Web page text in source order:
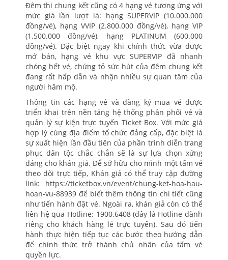
Đêm thi chung kết cũng có 4 hạng vé tương ứng với
mức giá lần lượt là: hạng SUPERVIP (10.000.000
đồng/vé), hạng VVIP (2.800.000 đồng/vé), hạng VIP
(1.500.000 đồng/vé), hạng PLATINUM (600.000
đồng/vé). Đặc biệt ngay khi chính thức vừa được
mở bán, hạng vé khu vực SUPERVIP đã nhanh
chóng hết vé, chứng tỏ sức hút của đêm chung kết
đang rất hấp dẫn và nhận nhiều sự quan tâm của
người hâm mộ.
Thông tin các hạng vé và đăng ký mua vé được
triển khai trên nền tảng hệ thống phân phối vé và
quản lý sự kiện trực tuyến Ticket Box. Với mức giá
hợp lý cùng địa điểm tổ chức đảng cấp, đặc biệt là
sự xuất hiện lần đầu tiên của phần trình diễn trang
phục dân tộc chắc chắn sẽ là sự lựa chọn xứng
đáng cho khán giả. Để sở hữu cho mình một tấm vé
theo dõi trực tiếp, Khán giả có thể truy cập đường
link: https://ticketbox.vn/event/chung-ket-hoa-hau-
hoan-vu-88939 để biết thêm thông tin chi tiết cũng
như tiến hành đặt vé. Ngoài ra, khán giả còn có thể
liên hệ qua Hotline: 1900.6408 (đây là Hotline dành
riêng cho khách hàng lẻ trực tuyến). Sau đó tiến
hành thực hiện tiếp tục các bước theo hướng dẫn
để chính thức trở thành chủ nhân của tấm vé
quyền lực.